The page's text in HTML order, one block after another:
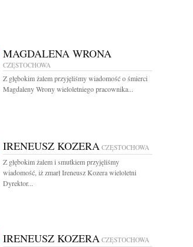
MAGDALENA WRONA
CZĘSTOCHOWA
Z głębokim żalem przyjęliśmy wiadomość o śmierci
Magdaleny Wrony wieloletniego pracownika...
IRENEUSZ KOZERA CZĘSTOCHOWA
Z głębokim żalem i smutkiem przyjęliśmy
wiadomość, iż zmarł Ireneusz Kozera wieloletni
Dyrektor...
IRENEUSZ KOZERA CZĘSTOCHOWA